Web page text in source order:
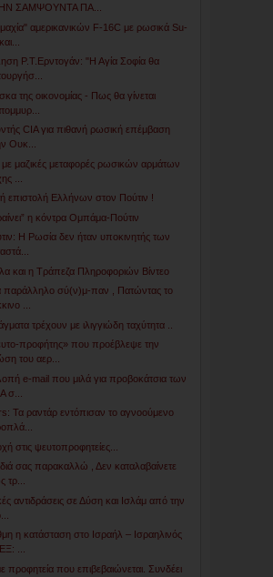
ΣΑΜΨΟΥΝΤΑ ΠΑ...
αμερικανικών F-16C με ρωσικά Su-
Ρ.Τ.Ερντογάν: "Η Αγία Σοφία θα
της οικονομίας - Πως θα γίνεται
CIA για πιθανή ρωσική επέμβαση
Ουκ...
με μαζικές μεταφορές ρωσικών αρμάτων
...
επιστολή Ελλήνων στον Πούτιν !
η κόντρα Ομπάμα-Πούτιν
Η Ρωσία δεν ήταν υποκινητής των
και η Τράπεζα Πληροφοριών Βίντεο
παράλληλο σύ(ν)μ-παν , Πατώντας το
...
τρέχουν με ιλιγγιώδη ταχύτητα ..
προφήτης» που προέβλεψε την
του αερ...
e-mail που μιλά για προβοκάτσια των
σ...
Τα ραντάρ εντόπισαν το αγνοούμενο
στις ψευτοπροφητείες...
σας παρακαλλώ , Δεν καταλαβαίνετε
τρ...
αντιδράσεις σε Δύση και Ισλάμ από την
η κατάσταση στο Ισραήλ – Ισραηλινός
...
προφητεία που επιβεβαιώνεται. Συνδέει